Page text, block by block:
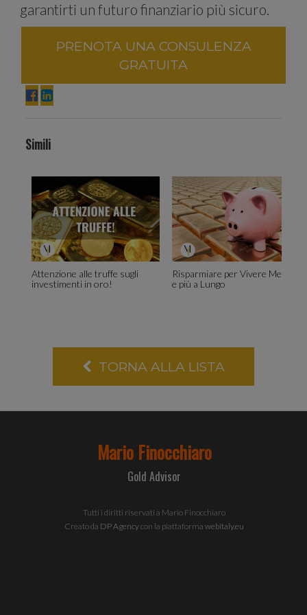
garantirti un futuro finanziario più sicuro.
PRENOTA UNA CONSULENZA
GRATUITA
Simili
Attenzione alle truffe sugli
investimenti in oro!
Risparmiare per Vivere Meglio
e più a Lungo
TORNA ALLA LISTA
inoltre
sul tuo
utilizzo del
nostro sito
con i nostri